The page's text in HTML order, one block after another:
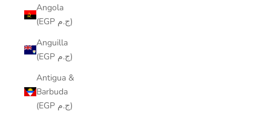
Angola
(EGP ج.م)
Anguilla
(EGP ج.م)
Antigua &
Barbuda
(EGP ج.م)